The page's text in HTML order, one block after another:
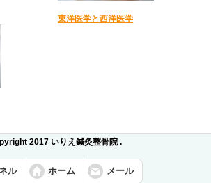
東洋医学と西洋医学
2017 いりえ鍼灸整骨院 .
ル ホーム メール